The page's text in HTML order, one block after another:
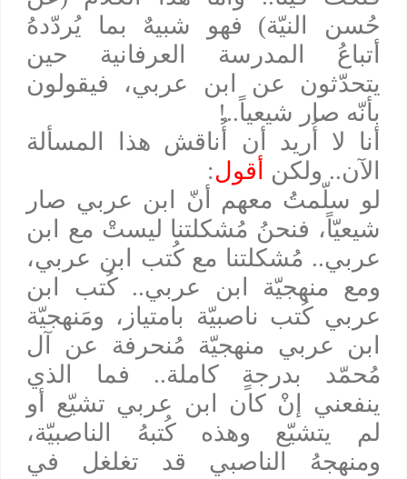
حُسن النيّة) فهو شبيهٌ بما يُردّدهُ
أتباعُ المدرسة العرفانية حين
يتحدّثون عن ابن عربي، فيقولون
بأنّه صار شيعياً..!
أنا لا أُريد أن أُناقش هذا المسألة
الآن.. ولكن أقول :
لو سلّمتُ معهم أنّ ابن عربي صار
شيعيّاً، فنحنُ مُشكلتنا ليستْ مع ابن
عربي.. مُشكلتنا مع كُتب ابن عربي،
ومع منهجيّة ابن عربي.. كُتب ابن
عربي كُتب ناصبيّة بامتياز، ومَنهجيّة
ابن عربي منهجيّة مُنحرفة عن آل
مُحمّد بدرجةٍ كاملة.. فما الذي
ينفعني إنْ كان ابن عربي تشيّع أو
لم يتشيّع وهذه كُتبهُ الناصبيّة،
ومنهجهُ الناصبي قد تغلغل في